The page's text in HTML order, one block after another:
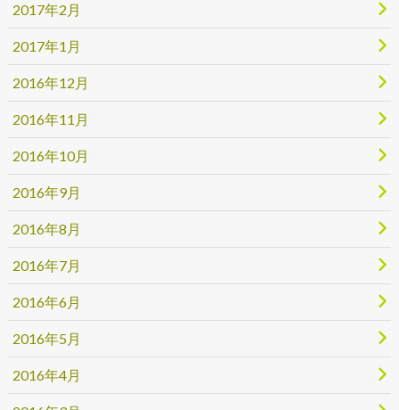
2017年2月
2017年1月
2016年12月
2016年11月
2016年10月
2016年9月
2016年8月
2016年7月
2016年6月
2016年5月
2016年4月